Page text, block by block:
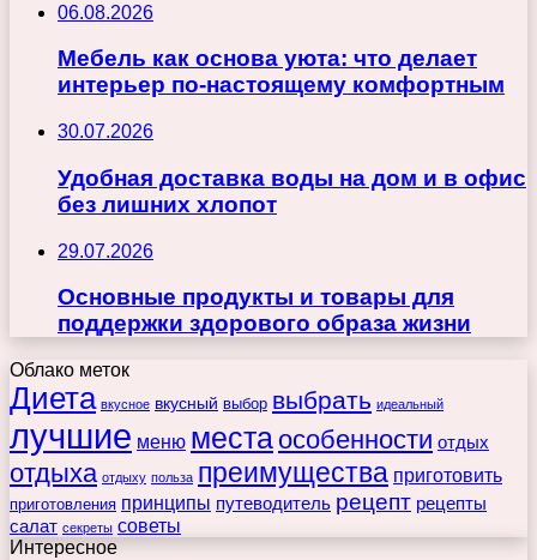
06.08.2026
Мебель как основа уюта: что делает
интерьер по-настоящему комфортным
30.07.2026
Удобная доставка воды на дом и в офис
без лишних хлопот
29.07.2026
Основные продукты и товары для
поддержки здорового образа жизни
Облако меток
Диета вкусное вкусный выбор выбрать идеальный
лучшие меню места особенности отдых
отдыха отдыху польза преимущества приготовить
приготовления принципы путеводитель рецепт рецепты
салат секреты советы
Интересное